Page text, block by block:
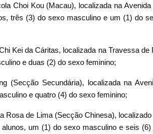
Choi Kou (Macau), localizada na Avenida
três (3) do sexo masculino e um (1) do
Kei da Cáritas, localizada na Travessa de
e duas (2) do sexo feminino;
(Secção Secundária), localizada na
e quatro (4) do sexo feminino;
Rosa de Lima (Secção Chinesa), localizado
um (1) do sexo masculino e seis (6)